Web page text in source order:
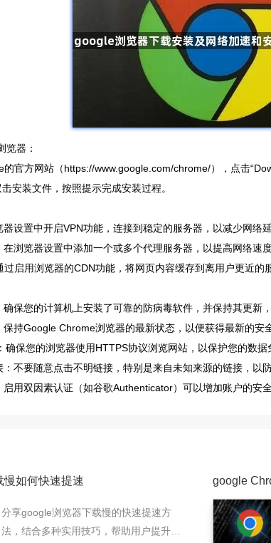
览器：
官方网站（https://www.google.com/chrome/），点击
安装文件，按照提示完成安装过程。
设置中开启VPN功能，连接到稳定的服务器，以减少网络
浏览器设置中添加一个或多个代理服务器，以提高网络速度
启用浏览器的CDN功能，将网页内容缓存到离用户更近的
保您的计算机上安装了可靠的防病毒软件，并保持其更新
持Google Chrome浏览器的最新状态，以便获得最新的安
确保您的浏览器使用HTTPS协议浏览网站，以保护您的数据
不要随意点击不明链接，特别是来自未知来源的链接，以
用双因素认证（如谷歌Authenticator）可以增加账户的安
如何快速提速
分享google浏览器下载慢的快速提速方
法，结合多种实用技巧，帮助用户提升下
google